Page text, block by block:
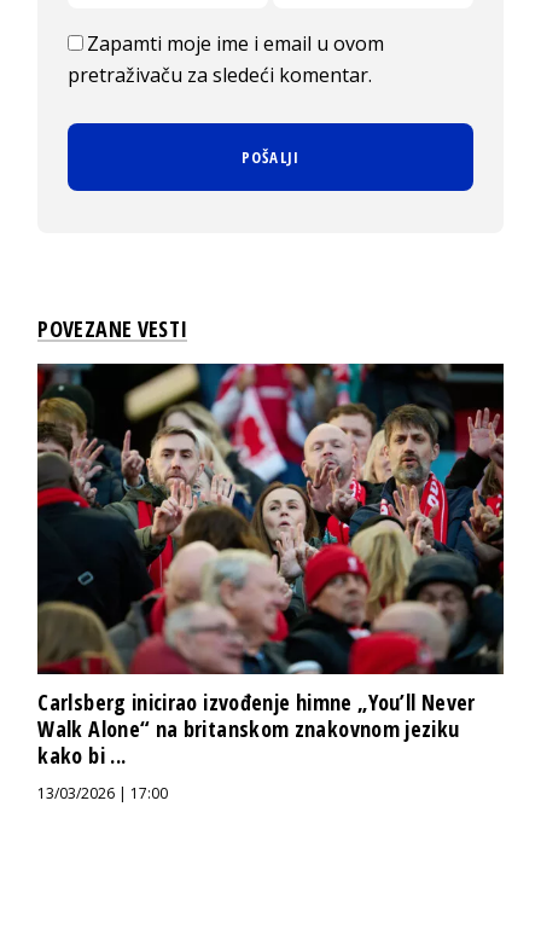
Zapamti moje ime i email u ovom
pretraživaču za sledeći komentar.
POVEZANE VESTI
Carlsberg inicirao izvođenje himne „You’ll Never
Walk Alone“ na britanskom znakovnom jeziku
kako bi ...
13/03/2026 | 17:00